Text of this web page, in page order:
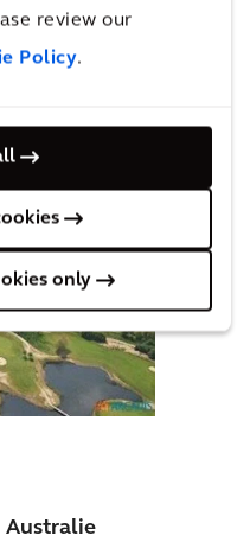
review our
Policy.
only
Australie